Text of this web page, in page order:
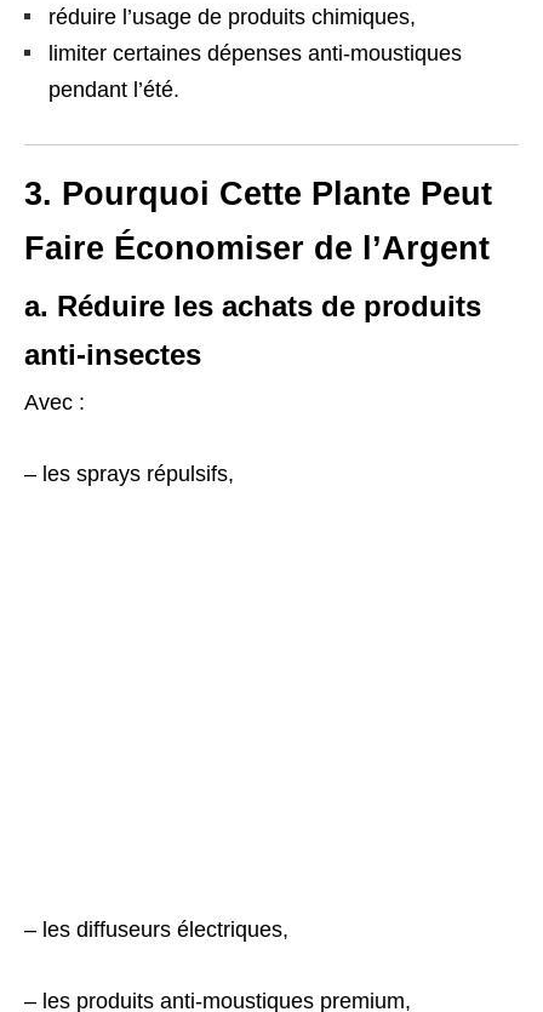
réduire l’usage de produits chimiques,
limiter certaines dépenses anti-moustiques
pendant l’été.
3. Pourquoi Cette Plante Peut
Faire Économiser de l’Argent
a. Réduire les achats de produits
anti-insectes
Avec :
– les sprays répulsifs,
– les diffuseurs électriques,
– les produits anti-moustiques premium,